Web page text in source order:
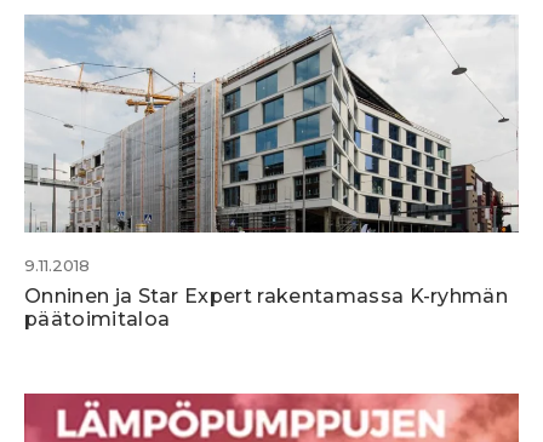
9.11.2018
Onninen ja Star Expert rakentamassa K-ryhmän
päätoimitaloa